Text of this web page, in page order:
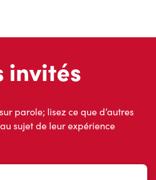
invités
parole; lisez ce que d’autres
sujet de leur expérience